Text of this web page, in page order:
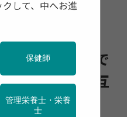
速歩」が世界で
くり歩きを交互
改善
して、中へお進
保健師
管理栄養士・栄養
士